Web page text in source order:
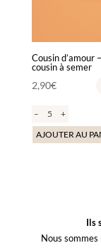
Cousin d’amour
cousin à semer
2,90€
–
+
AJOUTER AU
Ils
Nous